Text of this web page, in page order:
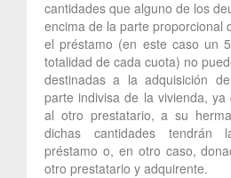
cantidades que alguno de los
encima de la parte proporcional
el préstamo (en este caso un
totalidad de cada cuota) no
destinadas a la adquisición
parte indivisa de la vivienda,
al otro prestatario, a su
dichas cantidades tendrán
préstamo o, en otro caso,
otro prestatario y adquirente.